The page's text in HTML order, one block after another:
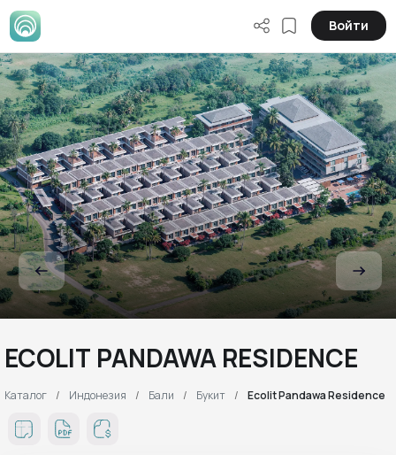
Войти
ECOLIT PANDAWA RESIDENCE
Каталог Индонезия Бали Букит Ecolit Pandawa Residence